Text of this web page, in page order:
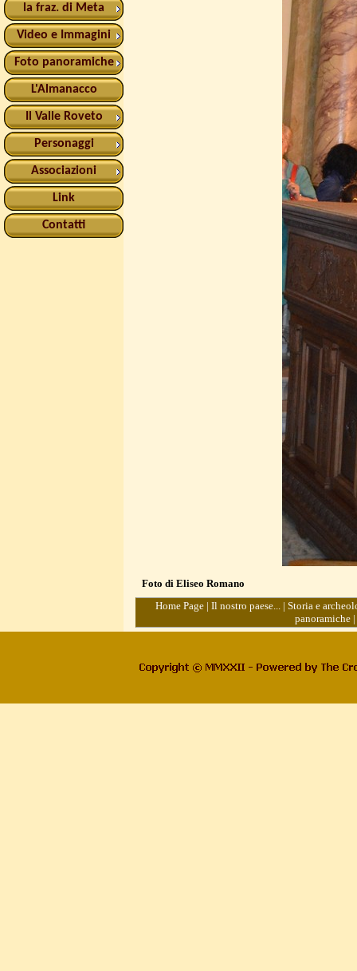
la fraz. di Meta
Video e Immagini
Foto panoramiche
L'Almanacco
Il Valle Roveto
Personaggi
Associazioni
Link
Contatti
Foto di Eliseo Romano
Home Page | Il nostro paese... | Storia e
panoramiche|